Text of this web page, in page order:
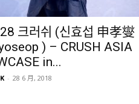
크러쉬 (신효섭 申孝燮
) – CRUSH ASIA
in...
- 28 6 月, 2018